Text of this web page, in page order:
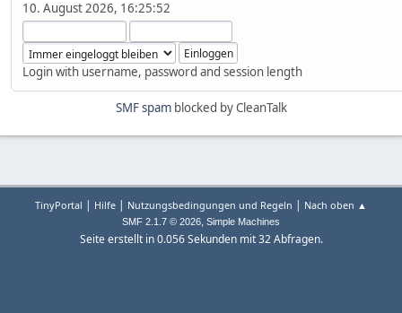
10. August 2026, 16:25:52
Login with username, password and session length
SMF spamblocked by CleanTalk
TinyPortal | Hilfe | Nutzungsbedingungen und Regeln | Nach oben ▲
SMF 2.1.7 © 2026, Simple Machines
Seite erstellt in 0.056 Sekunden mit 32 Abfragen.